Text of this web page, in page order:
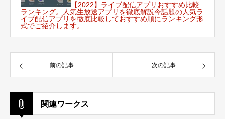
【2022】ライブ配信アプリおすすめ比較
ランキング。人気生放送アプリを徹底解説今話題の人気ラ
イブ配信アプリを徹底比較しておすすめ順にランキング形
式でご紹介します。
前の記事 次の記事
関連ワークス